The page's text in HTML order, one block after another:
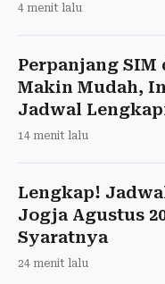
4 menit lalu
Perpanjang SIM
Makin Mudah,
Jadwal
14 menit lalu
Lengkap!
Jogja Agustus
Syaratnya
24 menit lalu